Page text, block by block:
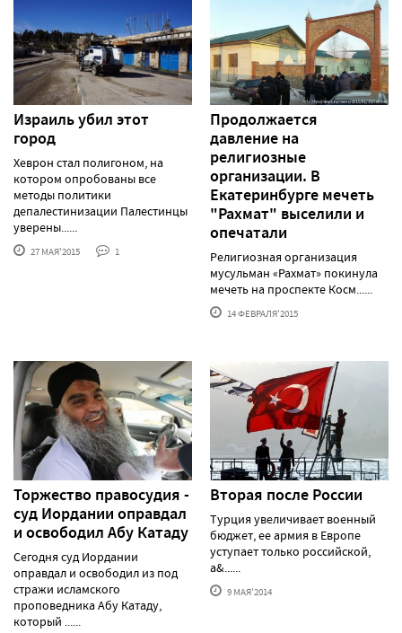
Израиль убил этот
город
Хеврон стал полигоном, на
котором опробованы все
методы политики
депалестинизации Палестинцы
уверены......
27 МАЯ'2015 1
Продолжается
давление на
религиозные
организации. В
Екатеринбурге мечеть
"Рахмат" выселили и
опечатали
Религиозная организация
мусульман «Рахмат» покинула
мечеть на проспекте Косм......
14 ФЕВРАЛЯ'2015
Торжество правосудия -
суд Иордании оправдал
и освободил Абу Катаду
Сегодня суд Иордании
оправдал и освободил из под
стражи исламского
проповедника Абу Катаду,
который ......
Вторая после России
Турция увеличивает военный
бюджет, ее армия в Европе
уступает только российской,
а&......
9 МАЯ'2014